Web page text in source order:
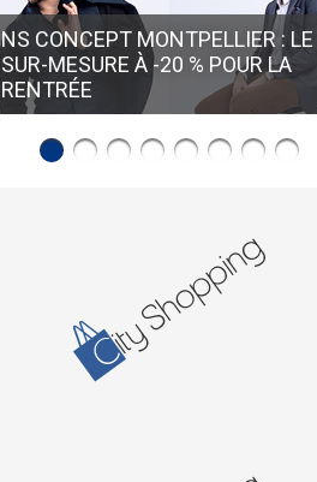
NS CONCEPT MONTPELLIER : LE
SUR-MESURE À -20 % POUR LA
RENTRÉE